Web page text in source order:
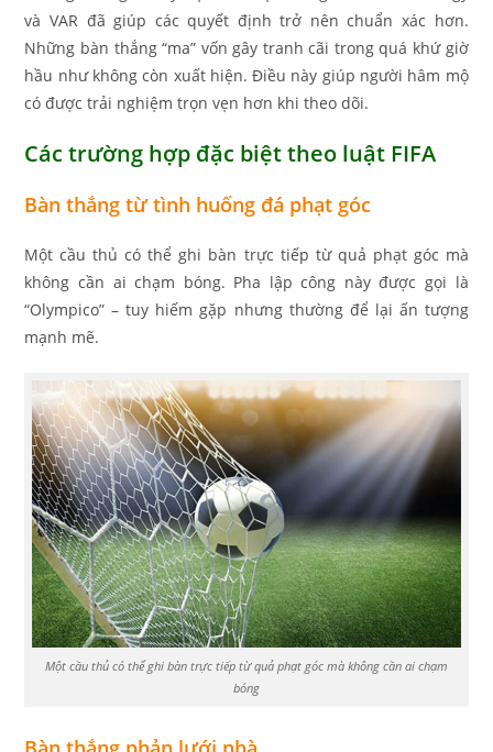
và VAR đã giúp các quyết định trở nên chuẩn xác hơn.
Những bàn thắng “ma” vốn gây tranh cãi trong quá khứ giờ
hầu như không còn xuất hiện. Điều này giúp người hâm mộ
có được trải nghiệm trọn vẹn hơn khi theo dõi.
Các trường hợp đặc biệt theo luật FIFA
Bàn thắng từ tình huống đá phạt góc
Một cầu thủ có thể ghi bàn trực tiếp từ quả phạt góc mà
không cần ai chạm bóng. Pha lập công này được gọi là
“Olympico” – tuy hiếm gặp nhưng thường để lại ấn tượng
mạnh mẽ.
Một cầu thủ có thể ghi bàn trực tiếp từ quả phạt góc mà không cần ai chạm
bóng